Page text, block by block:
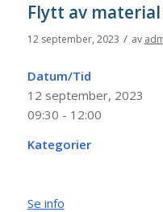
Flytt av
12 september, 2023 / av
Datum/Tid
12 september, 2023
09:30 - 12:00
Kategorier
Se info